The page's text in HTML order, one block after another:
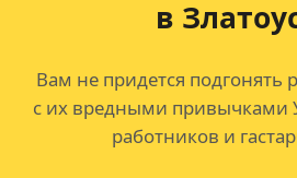
в
Вам не придется подгонять
с их вредными привычками
работников и